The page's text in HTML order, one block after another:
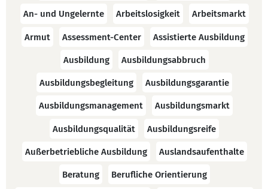
An- und Ungelernte Arbeitslosigkeit Arbeitsmarkt
Armut Assessment-Center Assistierte Ausbildung
Ausbildung Ausbildungsabbruch
Ausbildungsbegleitung Ausbildungsgarantie
Ausbildungsmanagement Ausbildungsmarkt
Ausbildungsqualität Ausbildungsreife
Außerbetriebliche Ausbildung Auslandsaufenthalte
Beratung Berufliche Orientierung